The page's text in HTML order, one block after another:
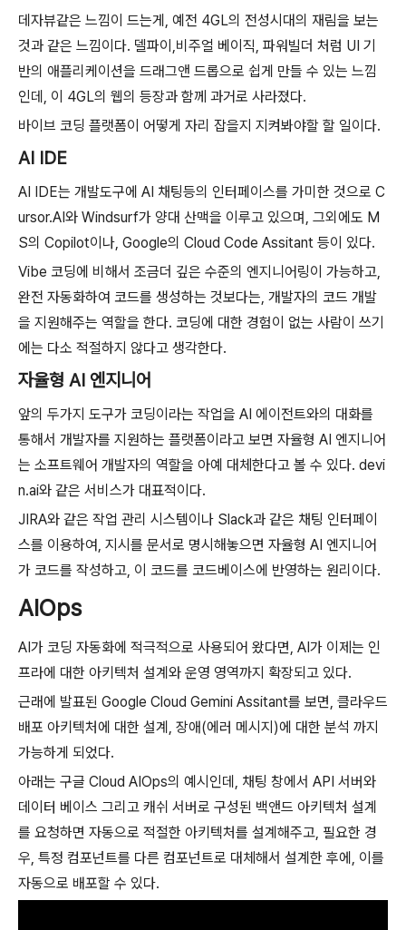
데자뷰같은 느낌이 드는게, 예전 4GL의 전성시대의 재림을 보는
것과 같은 느낌이다. 델파이,비주얼 베이직, 파워빌더 처럼 UI 기
반의 애플리케이션을 드래그앤 드롭으로 쉽게 만들 수 있는 느낌
인데, 이 4GL의 웹의 등장과 함께 과거로 사라졌다.
바이브 코딩 플랫폼이 어떻게 자리 잡을지 지켜봐야할 할 일이다.
AI IDE
AI IDE는 개발도구에 AI 채팅등의 인터페이스를 가미한 것으로 C
ursor.AI와 Windsurf가 양대 산맥을 이루고 있으며, 그외에도 M
S의 Copilot이나, Google의 Cloud Code Assitant 등이 있다.
Vibe 코딩에 비해서 조금더 깊은 수준의 엔지니어링이 가능하고,
완전 자동화하여 코드를 생성하는 것보다는, 개발자의 코드 개발
을 지원해주는 역할을 한다. 코딩에 대한 경험이 없는 사람이 쓰기
에는 다소 적절하지 않다고 생각한다.
자율형 AI 엔지니어
앞의 두가지 도구가 코딩이라는 작업을 AI 에이전트와의 대화를
통해서 개발자를 지원하는 플랫폼이라고 보면 자율형 AI 엔지니어
는 소프트웨어 개발자의 역할을 아예 대체한다고 볼 수 있다. devi
n.ai와 같은 서비스가 대표적이다.
JIRA와 같은 작업 관리 시스템이나 Slack과 같은 채팅 인터페이
스를 이용하여, 지시를 문서로 명시해놓으면 자율형 AI 엔지니어
가 코드를 작성하고, 이 코드를 코드베이스에 반영하는 원리이다.
AIOps
AI가 코딩 자동화에 적극적으로 사용되어 왔다면, AI가 이제는 인
프라에 대한 아키텍처 설계와 운영 영역까지 확장되고 있다.
근래에 발표된 Google Cloud Gemini Assitant를 보면, 클라우드
배포 아키텍처에 대한 설계, 장애(에러 메시지)에 대한 분석 까지
가능하게 되었다.
아래는 구글 Cloud AIOps의 예시인데, 채팅 창에서 API 서버와
데이터 베이스 그리고 캐쉬 서버로 구성된 백앤드 아키텍처 설계
를 요청하면 자동으로 적절한 아키텍처를 설계해주고, 필요한 경
우, 특정 컴포넌트를 다른 컴포넌트로 대체해서 설계한 후에, 이를
자동으로 배포할 수 있다.